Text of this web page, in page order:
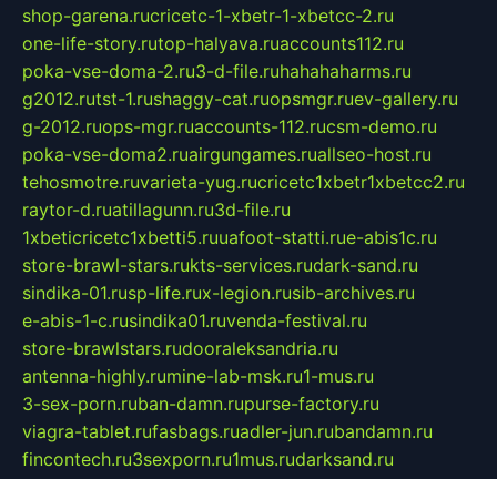
shop-garena.rucricetc-1-xbetr-1-xbetcc-2.ru
one-life-story.rutop-halyava.ruaccounts112.ru
poka-vse-doma-2.ru3-d-file.ruhahahaharms.ru
g2012.rutst-1.rushaggy-cat.ruopsmgr.ruev-gallery.ru
g-2012.ruops-mgr.ruaccounts-112.rucsm-demo.ru
poka-vse-doma2.ruairgungames.ruallseo-host.ru
tehosmotre.ruvarieta-yug.rucricetc1xbetr1xbetcc2.ru
raytor-d.ruatillagunn.ru3d-file.ru
1xbeticricetc1xbetti5.ruuafoot-statti.rue-abis1c.ru
store-brawl-stars.rukts-services.rudark-sand.ru
sindika-01.rusp-life.rux-legion.rusib-archives.ru
e-abis-1-c.rusindika01.ruvenda-festival.ru
store-brawlstars.rudooraleksandria.ru
antenna-highly.rumine-lab-msk.ru1-mus.ru
3-sex-porn.ruban-damn.rupurse-factory.ru
viagra-tablet.rufasbags.ruadler-jun.rubandamn.ru
fincontech.ru3sexporn.ru1mus.rudarksand.ru